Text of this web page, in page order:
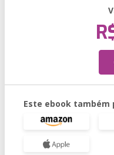
Este ebook também